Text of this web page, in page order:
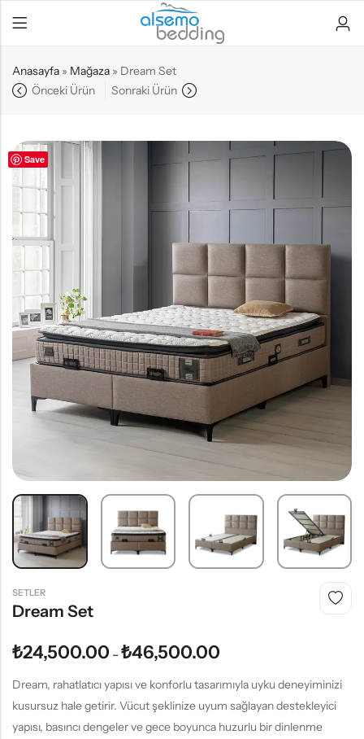
Anasayfa » Mağaza » Dream Set
Önceki Ürün
Sonraki Ürün
Save
SETLER
Dream Set
₺24,500.00 –₺46,500.00
Dream, rahatlatıcı yapısı ve konforlu tasarımıyla uyku deneyiminizi
kusursuz hale getirir. Vücut şeklinize uyum sağlayan destekleyici
yapısı, basıncı dengeler ve gece boyunca huzurlu bir dinlenme